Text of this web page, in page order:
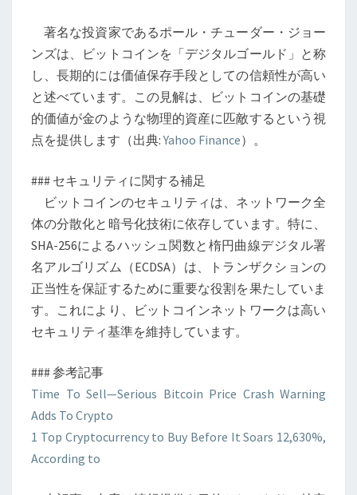
ッ
ク
チ
ェ
活
用
も
考
察
著名な投資家であるポール・チューダー・ジョー
ンズは、ビットコインを「デジタルゴールド」と称
し、長期的には価値保存手段としての信頼性が高い
と述べています。この見解は、ビットコインの基礎
的価値が金のような物理的資産に匹敵するという視
点を提供します（出典:Yahoo Finance）。
### セキュリティに関する補足
ビットコインのセキュリティは、ネットワーク全
体の分散化と暗号化技術に依存しています。特に、
SHA-256によるハッシュ関数と楕円曲線デジタル署
名アルゴリズム（ECDSA）は、トランザクションの
正当性を保証するために重要な役割を果たしていま
す。これにより、ビットコインネットワークは高い
セキュリティ基準を維持しています。
### 参考記事
Time To Sell—Serious Bitcoin Price Crash Warning
Adds To Crypto
1 Top Cryptocurrency to Buy Before It Soars 12,630%,
According to